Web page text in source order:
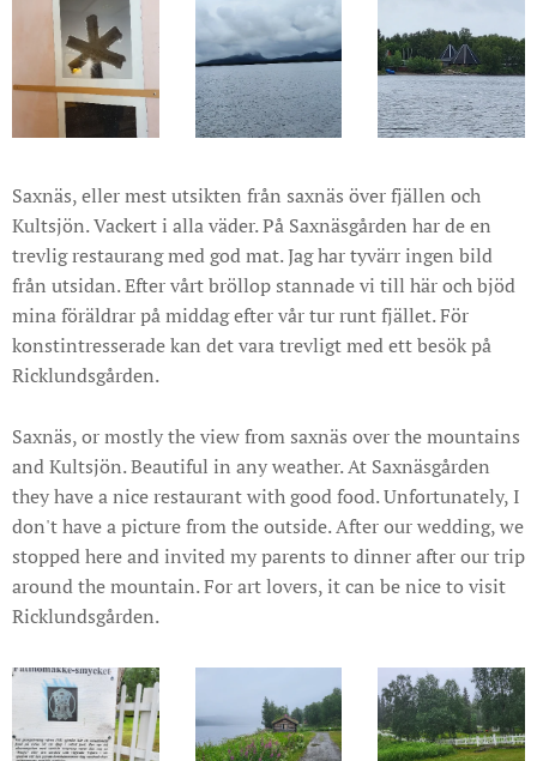
Saxnäs, eller mest utsikten från saxnäs över fjällen och
Kultsjön. Vackert i alla väder. På Saxnäsgården har de en
trevlig restaurang med god mat. Jag har tyvärr ingen bild
från utsidan. Efter vårt bröllop stannade vi till här och bjöd
mina föräldrar på middag efter vår tur runt fjället. För
konstintresserade kan det vara trevligt med ett besök på
Ricklundsgården.
Saxnäs, or mostly the view from saxnäs over the mountains
and Kultsjön. Beautiful in any weather. At Saxnäsgården
they have a nice restaurant with good food. Unfortunately, I
don't have a picture from the outside. After our wedding, we
stopped here and invited my parents to dinner after our trip
around the mountain. For art lovers, it can be nice to visit
Ricklundsgården.